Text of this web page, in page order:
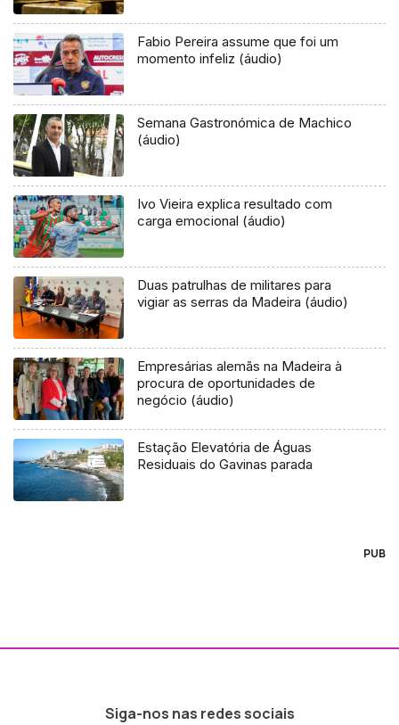
Fabio Pereira assume que foi um
momento infeliz (áudio)
Semana Gastronómica de Machico
(áudio)
Ivo Vieira explica resultado com
carga emocional (áudio)
Duas patrulhas de militares para
vigiar as serras da Madeira (áudio)
Empresárias alemãs na Madeira à
procura de oportunidades de
negócio (áudio)
Estação Elevatória de Águas
Residuais do Gavinas parada
PUB
Siga-nos nas redes sociais